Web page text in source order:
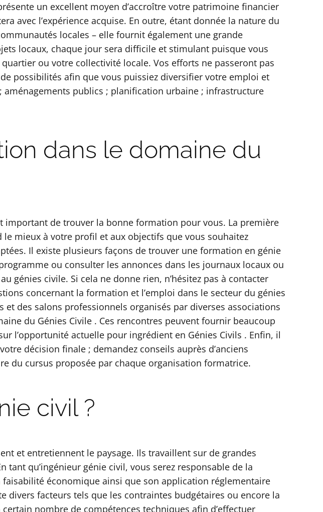
un excellent moyen d’accroître votre patrimoine financier
avec l’expérience acquise. En outre, étant donnée la nature du
locales – elle fournit également une grande
locaux, chaque jour sera difficile et stimulant puisque vous
ou votre collectivité locale. Vos efforts ne passeront pas
possibilités afin que vous puissiez diversifier votre emploi et
publics ; planification urbaine ; infrastructure
dans le domaine du
important de trouver la bonne formation pour vous. La première
mieux à votre profil et aux objectifs que vous souhaitez
Il existe plusieurs façons de trouver une formation en génie
ou consulter les annonces dans les journaux locaux ou
génies civile. Si cela ne donne rien, n’hésitez pas à contacter
concernant la formation et l’emploi dans le secteur du génies
des salons professionnels organisés par diverses associations
du Génies Civile . Ces rencontres peuvent fournir beaucoup
l’opportunité actuelle pour ingrédient en Génies Civils . Enfin, il
décision finale ; demandez conseils auprès d’anciens
du cursus proposée par chaque organisation formatrice.
civil ?
et entretiennent le paysage. Ils travaillent sur de grandes
qu’ingénieur génie civil, vous serez responsable de la
économique ainsi que son application réglementaire
divers facteurs tels que les contraintes budgétaires ou encore la
nombre de compétences techniques afin d’effectuer